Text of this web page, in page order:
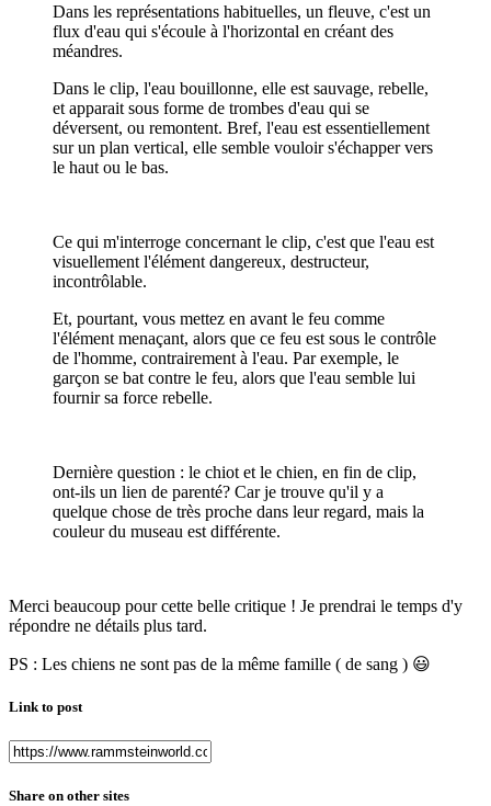
Dans les représentations habituelles, un fleuve, c'est un
flux d'eau qui s'écoule à l'horizontal en créant des
méandres.
Dans le clip, l'eau bouillonne, elle est sauvage, rebelle,
et apparait sous forme de trombes d'eau qui se
déversent, ou remontent. Bref, l'eau est essentiellement
sur un plan vertical, elle semble vouloir s'échapper vers
le haut ou le bas.
Ce qui m'interroge concernant le clip, c'est que l'eau est
visuellement l'élément dangereux, destructeur,
incontrôlable.
Et, pourtant, vous mettez en avant le feu comme
l'élément menaçant, alors que ce feu est sous le contrôle
de l'homme, contrairement à l'eau. Par exemple, le
garçon se bat contre le feu, alors que l'eau semble lui
fournir sa force rebelle.
Dernière question : le chiot et le chien, en fin de clip,
ont-ils un lien de parenté? Car je trouve qu'il y a
quelque chose de très proche dans leur regard, mais la
couleur du museau est différente.
Merci beaucoup pour cette belle critique ! Je prendrai le temps d'y
répondre ne détails plus tard.
PS : Les chiens ne sont pas de la même famille ( de sang ) 😃
Link to post
Share on other sites